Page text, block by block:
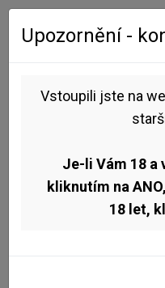
Upozornění -
Vstoupili jste na
Je-li Vám 18 a
kliknutím na
18 let,